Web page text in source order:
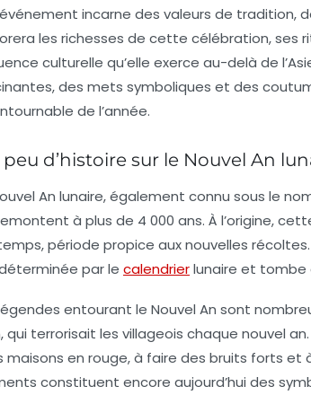
incarne des valeurs de tradition,
les richesses de cette célébration, ses
culturelle qu’elle exerce au-delà de
des mets symboliques et des
de l’année.
peu d’histoire sur le Nouvel An
An lunaire, également connu sous le
à plus de 4 000 ans. À l’origine,
période propice aux nouvelles
par le calendrierlunaire et tombe
entourant le Nouvel An sont
, qui terrorisait les villageois chaque nouvel
maisons en rouge, à faire des bruits forts et
constituent encore aujourd’hui des